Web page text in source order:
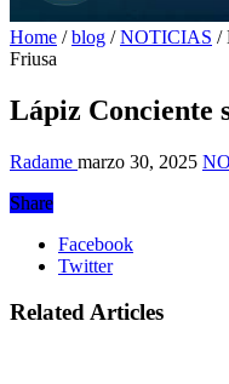
Home / blog / NOTICIAS /
Friusa
Lápiz Conciente
Radame marzo 30, 2025
Share
Facebook
Twitter
Related Articles